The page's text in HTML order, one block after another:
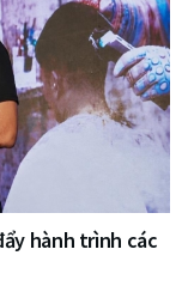
hành trình các